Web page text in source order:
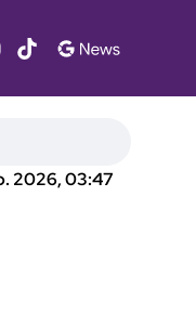
2026, 03:47